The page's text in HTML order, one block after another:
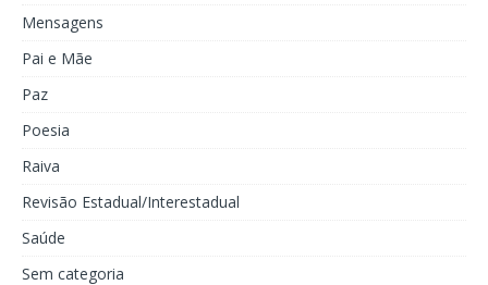
Mensagens
Pai e Mãe
Paz
Poesia
Raiva
Revisão Estadual/Interestadual
Saúde
Sem categoria